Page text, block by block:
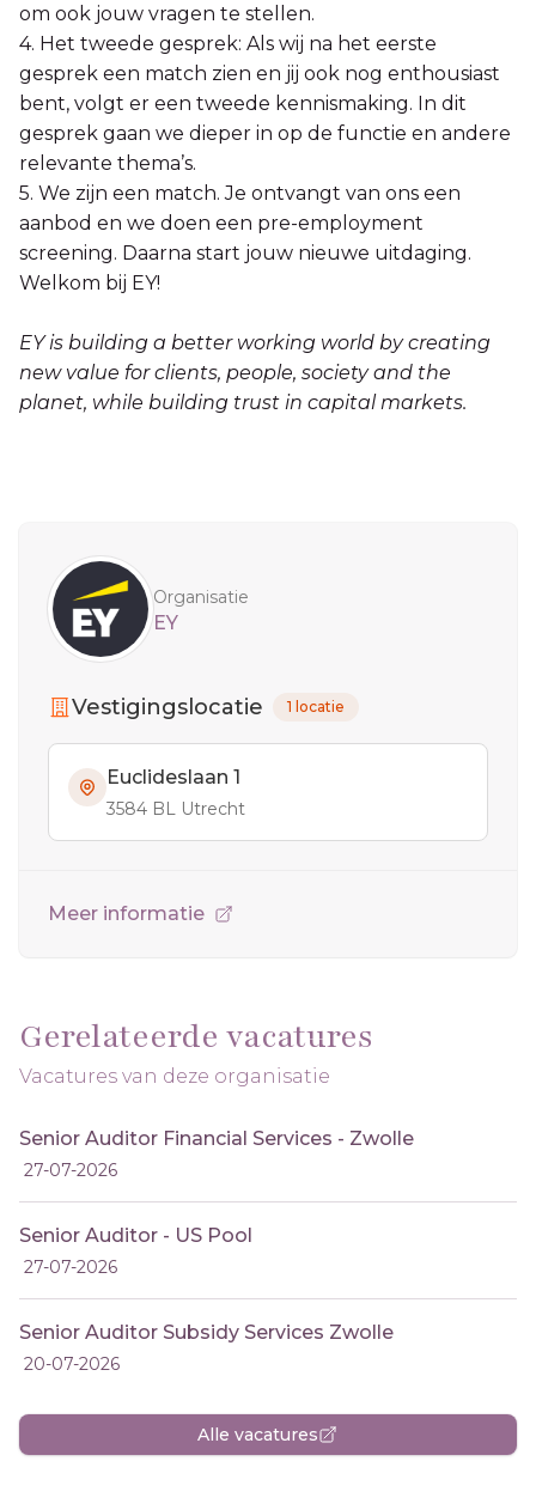
om ook jouw vragen te stellen.
4. Het tweede gesprek: Als wij na het eerste
gesprek een match zien en jij ook nog enthousiast
bent, volgt er een tweede kennismaking. In dit
gesprek gaan we dieper in op de functie en andere
relevante thema’s.
5. We zijn een match. Je ontvangt van ons een
aanbod en we doen een pre-employment
screening. Daarna start jouw nieuwe uitdaging.
Welkom bij EY!
EY is building a better working world by creating
new value for clients, people, society and the
planet, while building trust in capital markets.
Organisatie
EY
Vestigingslocatie 1 locatie
Euclideslaan 1
3584 BL Utrecht
Meer informatie
Gerelateerde vacatures
Vacatures van deze organisatie
Senior Auditor Financial Services - Zwolle
27-07-2026
Senior Auditor - US Pool
27-07-2026
Senior Auditor Subsidy Services Zwolle
20-07-2026
Alle vacatures